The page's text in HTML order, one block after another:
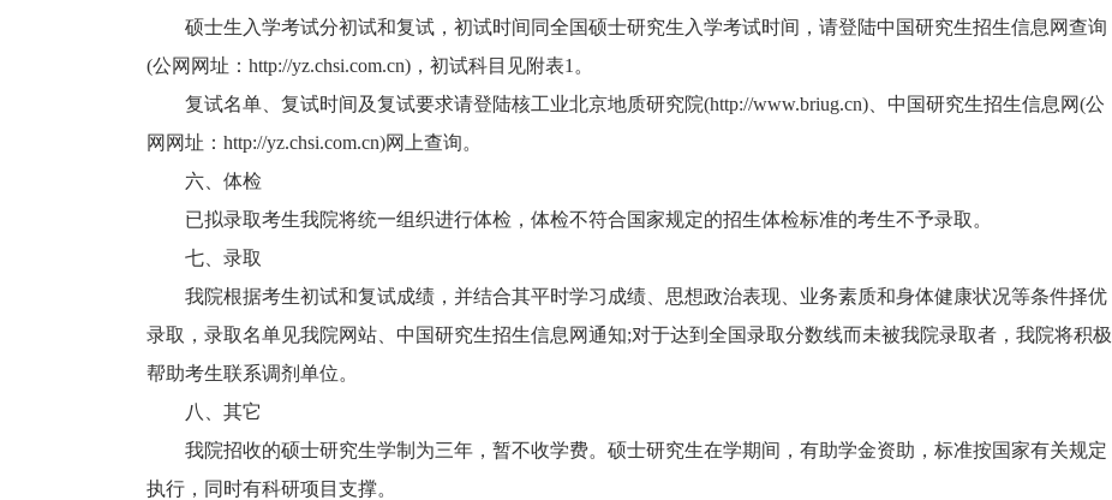
硕士生入学考试分初试和复试，初试时间同全国硕士研究生入学考试时间，请登陆中国研究生招生信息网查询
(公网网址：http://yz.chsi.com.cn)，初试科目见附表1。
复试名单、复试时间及复试要求请登陆核工业北京地质研究院(http://www.briug.cn)、中国研究生招生信息网(公
网网址：http://yz.chsi.com.cn)网上查询。
六、体检
已拟录取考生我院将统一组织进行体检，体检不符合国家规定的招生体检标准的考生不予录取。
七、录取
我院根据考生初试和复试成绩，并结合其平时学习成绩、思想政治表现、业务素质和身体健康状况等条件择优
录取，录取名单见我院网站、中国研究生招生信息网通知;对于达到全国录取分数线而未被我院录取者，我院将积极
帮助考生联系调剂单位。
八、其它
我院招收的硕士研究生学制为三年，暂不收学费。硕士研究生在学期间，有助学金资助，标准按国家有关规定
执行，同时有科研项目支撑。